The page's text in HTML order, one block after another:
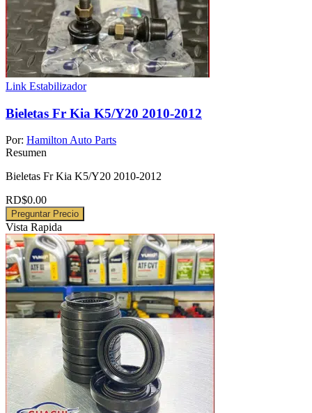
Link Estabilizador
Bieletas Fr Kia K5/Y20 2010-2012
Por: Hamilton Auto Parts
Resumen
Bieletas Fr Kia K5/Y20 2010-2012
RD$0.00
Preguntar Precio
Vista Rapida